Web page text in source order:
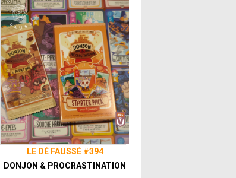
Patreonde notre collectif, le
LE DÉ FAUSSÉ #394
DONJON & PROCRASTINATION